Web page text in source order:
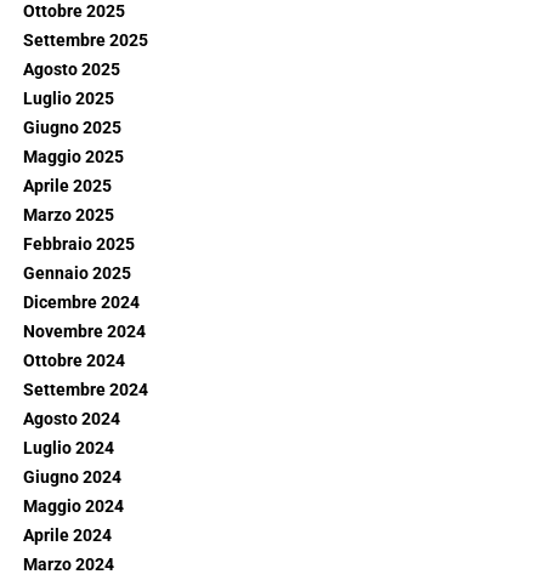
Ottobre 2025
Settembre 2025
Agosto 2025
Luglio 2025
Giugno 2025
Maggio 2025
Aprile 2025
Marzo 2025
Febbraio 2025
Gennaio 2025
Dicembre 2024
Novembre 2024
Ottobre 2024
Settembre 2024
Agosto 2024
Luglio 2024
Giugno 2024
Maggio 2024
Aprile 2024
Marzo 2024